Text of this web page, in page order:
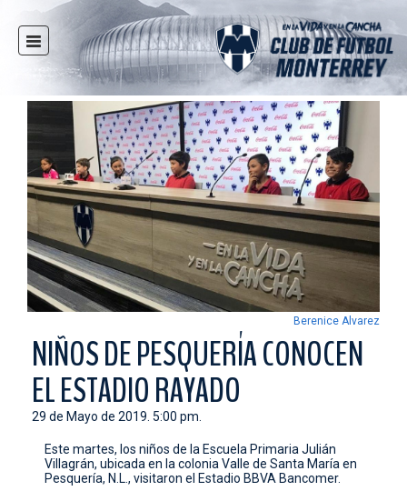
INICIO
NOTICIAS
CLUB
MULTIMEDIA
RAYADOS
RAYADAS
FUERZAS BÁSICAS
RESPONSABILIDAD SOCIAL
TAQUILLA
TIENDA
ESTADIO
PRENSA
Berenice Alvarez
NIÑOS DE PESQUERÍA CONOCEN
EL ESTADIO RAYADO
29 de Mayo de 2019. 5:00 pm.
Este martes, los niños de la Escuela Primaria Julián
Villagrán, ubicada en la colonia Valle de Santa María en
Pesquería, N.L., visitaron el Estadio BBVA Bancomer.